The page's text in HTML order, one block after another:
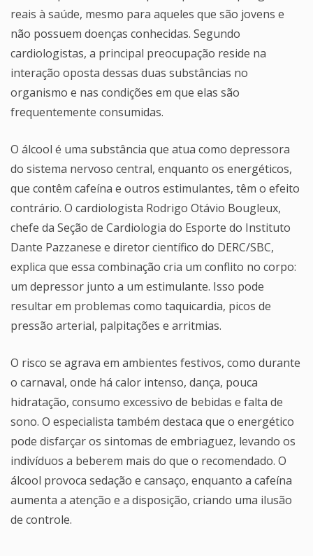
reais à saúde, mesmo para aqueles que são jovens e
não possuem doenças conhecidas. Segundo
cardiologistas, a principal preocupação reside na
interação oposta dessas duas substâncias no
organismo e nas condições em que elas são
frequentemente consumidas.
O álcool é uma substância que atua como depressora
do sistema nervoso central, enquanto os energéticos,
que contêm cafeína e outros estimulantes, têm o efeito
contrário. O cardiologista Rodrigo Otávio Bougleux,
chefe da Seção de Cardiologia do Esporte do Instituto
Dante Pazzanese e diretor científico do DERC/SBC,
explica que essa combinação cria um conflito no corpo:
um depressor junto a um estimulante. Isso pode
resultar em problemas como taquicardia, picos de
pressão arterial, palpitações e arritmias.
O risco se agrava em ambientes festivos, como durante
o carnaval, onde há calor intenso, dança, pouca
hidratação, consumo excessivo de bebidas e falta de
sono. O especialista também destaca que o energético
pode disfarçar os sintomas de embriaguez, levando os
indivíduos a beberem mais do que o recomendado. O
álcool provoca sedação e cansaço, enquanto a cafeína
aumenta a atenção e a disposição, criando uma ilusão
de controle.